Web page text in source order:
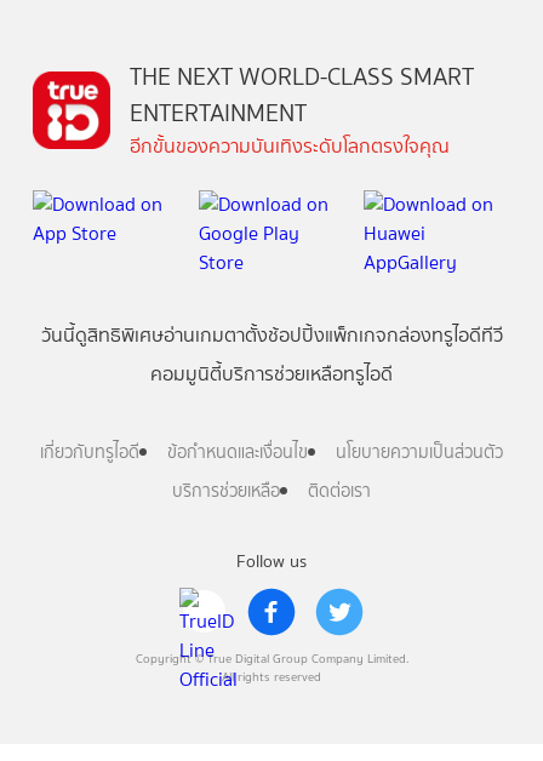
Follow us
Copyright © True Digital Group Company Limited.
All rights reserved
THE NEXT WORLD-CLASS SMART
ENTERTAINMENT
อีกขั้นของความบันเทิงระดับโลกตรงใจคุณ
วันนี้ดูสิทธิพิเศษอ่านเกมตาตั้งช้อปปิ้งแพ็กเกจกล่องทรูไอดีทีวี
คอมมูนิตี้บริการช่วยเหลือทรูไอดี
เกี่ยวกับทรูไอดี ข้อกำหนดและเงื่อนไข
นโยบายความเป็นส่วนตัว
บริการช่วยเหลือ
ติดต่อเรา